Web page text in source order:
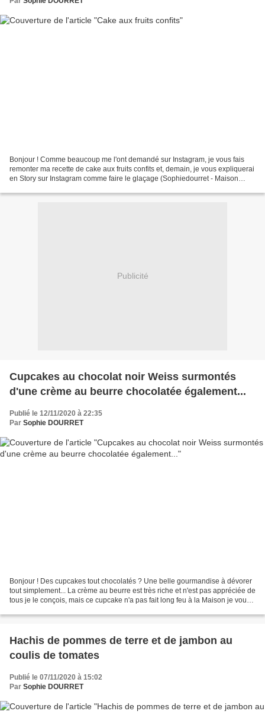
Bonjour ! Comme beaucoup me l'ont demandé sur Instagram, je vous fais
remonter ma recette de cake aux fruits confits et, demain, je vous expliquerai
en Story sur Instagram comme faire le glaçage (Sophiedourret - Maison
Publicité
Cupcakes au chocolat noir Weiss surmontés
d'une crème au beurre chocolatée également...
Publié le 12/11/2020 à 22:35
Par Sophie DOURRET
Bonjour ! Des cupcakes tout chocolatés ? Une belle gourmandise à dévorer
tout simplement... La crème au beurre est très riche et n'est pas appréciée de
tous je le conçois, mais ce cupcake n'a pas fait long feu à la Maison je vous
Hachis de pommes de terre et de jambon au
coulis de tomates
Publié le 07/11/2020 à 15:02
Par Sophie DOURRET